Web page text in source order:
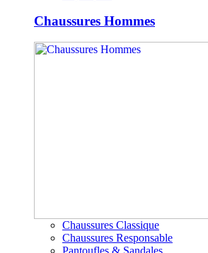
Chaussures Hommes
Chaussures Classique
Chaussures Responsable